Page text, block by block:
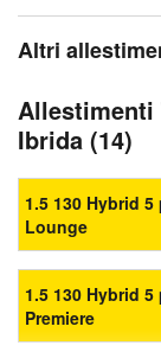
Altri
Allestimenti
Ibrida (14)
1.5 130 Hybrid 5
Lounge
1.5 130 Hybrid 5
Premiere